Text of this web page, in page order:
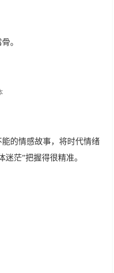
。
的情感故事，将时代情绪
茫”把握得很精准。